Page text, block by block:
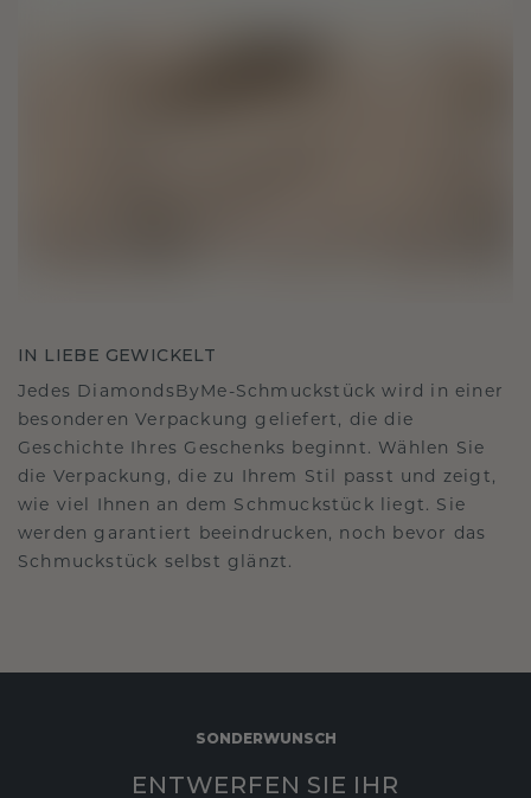
IN LIEBE GEWICKELT
Jedes DiamondsByMe-Schmuckstück wird in einer
besonderen Verpackung geliefert, die die
Geschichte Ihres Geschenks beginnt. Wählen Sie
die Verpackung, die zu Ihrem Stil passt und zeigt,
wie viel Ihnen an dem Schmuckstück liegt. Sie
werden garantiert beeindrucken, noch bevor das
Schmuckstück selbst glänzt.
SONDERWUNSCH
ENTWERFEN SIE IHR